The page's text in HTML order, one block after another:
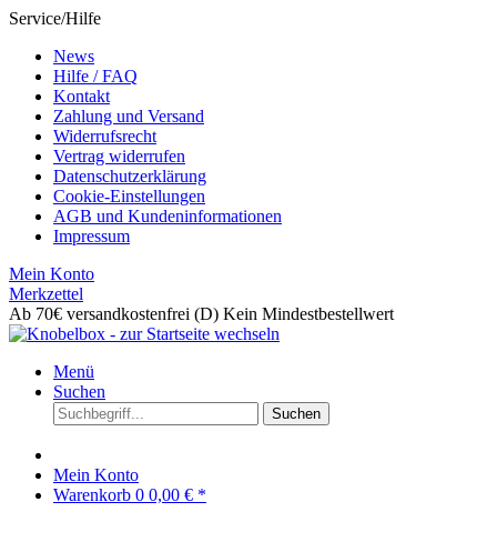
Service/Hilfe
News
Hilfe / FAQ
Kontakt
Zahlung und Versand
Widerrufsrecht
Vertrag widerrufen
Datenschutzerklärung
Cookie-Einstellungen
AGB und Kundeninformationen
Impressum
Mein Konto
Merkzettel
Ab 70€ versandkostenfrei (D) Kein Mindestbestellwert
Menü
Suchen
Suchen
Mein Konto
Warenkorb 0 0,00 € *